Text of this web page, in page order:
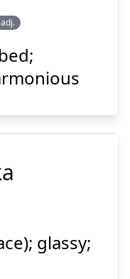
Show answer
glassy;